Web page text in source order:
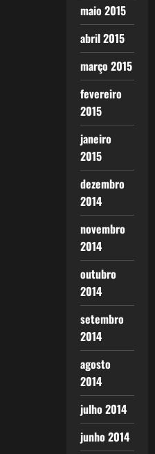
maio 2015
abril 2015
março 2015
fevereiro
2015
janeiro
2015
dezembro
2014
novembro
2014
outubro
2014
setembro
2014
agosto
2014
julho 2014
junho 2014